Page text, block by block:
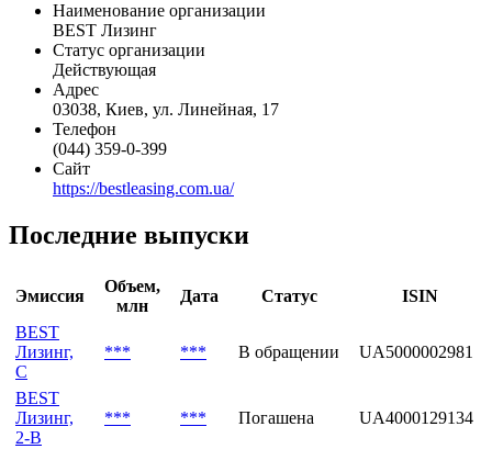
Наименование организации
BEST Лизинг
Статус организации
Действующая
Адрес
03038, Киев, ул. Линейная, 17
Телефон
(044) 359-0-399
Сайт
https://bestleasing.com.ua/
Последние выпуски
Эмиссия
Объем,
млн
Дата Статус
ISIN
BEST
Лизинг,
C
*** *** В обращении UA5000002981
BEST
Лизинг,
2-B
*** *** Погашена UA4000129134